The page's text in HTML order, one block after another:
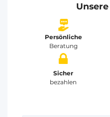
Persönliche
Beratung
Sicher
bezahlen